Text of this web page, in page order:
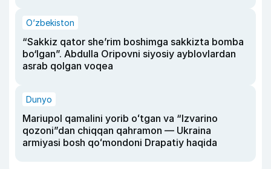
O‘zbekiston
“Sakkiz qator she’rim boshimga sakkizta bomba
bo‘lgan”. Abdulla Oripovni siyosiy ayblovlardan
asrab qolgan voqea
Dunyo
Mariupol qamalini yorib oʻtgan va “Izvarino
qozoni”dan chiqqan qahramon — Ukraina
armiyasi bosh qoʻmondoni Drapatiy haqida